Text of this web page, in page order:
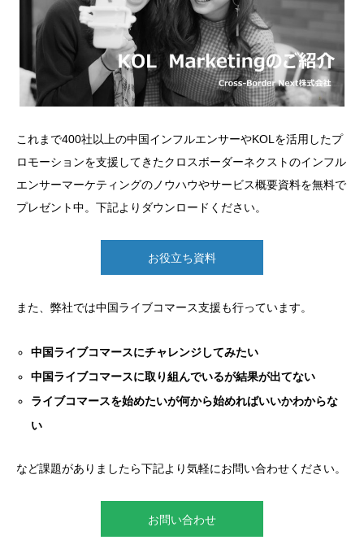
これまで400社以上の中国インフルエンサーやKOLを活用したプ
ロモーションを支援してきたクロスボーダーネクストのインフル
エンサーマーケティングのノウハウやサービス概要資料を無料で
プレゼント中。下記よりダウンロードください。
お役立ち資料
また、弊社では中国ライブコマース支援も行っています。
中国ライブコマースにチャレンジしてみたい
中国ライブコマースに取り組んでいるが結果が出てない
ライブコマースを始めたいが何から始めればいいかわからな
い
など課題がありましたら下記より気軽にお問い合わせください。
お問い合わせ